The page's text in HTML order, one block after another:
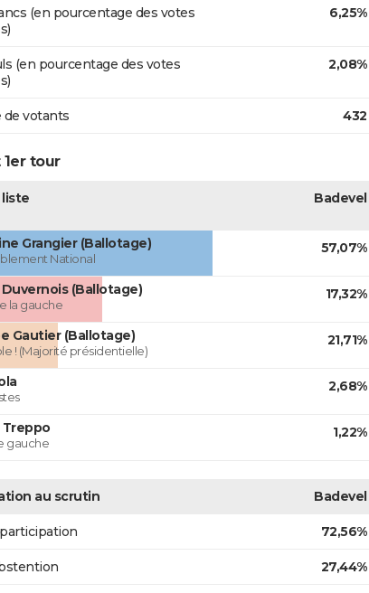
(en pourcentage des votes
6,25%
(en pourcentage des votes
2,08%
votants 432
1er tour
Badevel
Grangier (Ballotage)
National
57,07%
Duvernois (Ballotage)
la gauche
17,32%
Gautier (Ballotage)
! (Majorité présidentielle)
21,71%
2,68%
Treppo
gauche
1,22%
au scrutin Badevel
72,56%
27,44%